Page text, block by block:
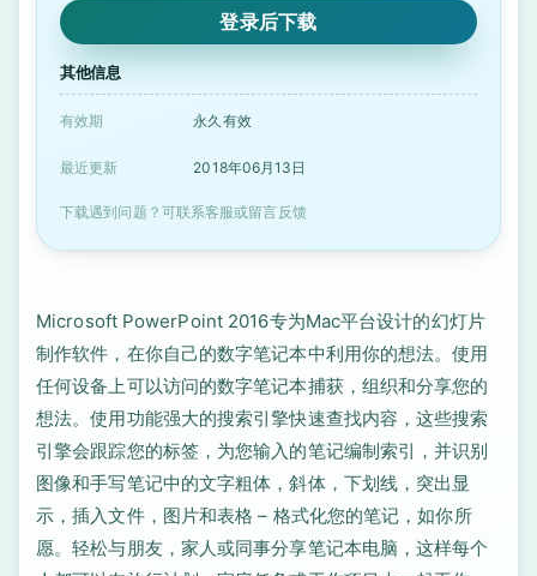
登录后下载
其他信息
有效期 永久有效
最近更新 2018年06月13日
下载遇到问题？可联系客服或留言反馈
Microsoft PowerPoint 2016专为Mac平台设计的幻灯片
制作软件，在你自己的数字笔记本中利用你的想法。使用
任何设备上可以访问的数字笔记本捕获，组织和分享您的
想法。使用功能强大的搜索引擎快速查找内容，这些搜索
引擎会跟踪您的标签，为您输入的笔记编制索引，并识别
图像和手写笔记中的文字粗体，斜体，下划线，突出显
示，插入文件，图片和表格 – 格式化您的笔记，如你所
愿。轻松与朋友，家人或同事分享笔记本电脑，这样每个